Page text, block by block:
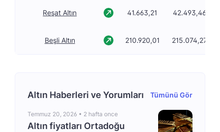
Reşat Altın 41.663,21 42.493,46
Beşli Altın 210.920,01 215.074,27
Altın Haberleri ve Yorumları Tümünü Gör
Temmuz 20, 2026 • 2 hafta once
Altın fiyatları Ortadoğu